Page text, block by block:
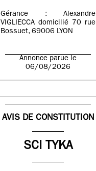
Gérance : Alexandre
VIGLIECCA domicilié 70 rue
Bossuet, 69006 LYON
Annonce parue le
06/08/2026
AVIS DE CONSTITUTION
SCI TYKA